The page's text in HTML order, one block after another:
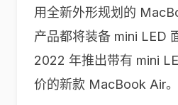
用全新外形规划的
产品都将装备 mini LED
2022 年推出带有 mini
价的新款 MacBook Air。